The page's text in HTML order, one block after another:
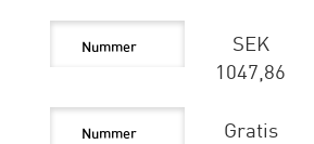
SEK
1047,86
Gratis